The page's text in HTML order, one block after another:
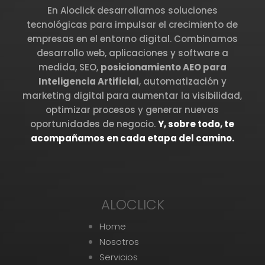
En Aloclick desarrollamos soluciones
tecnológicas para impulsar el crecimiento de
empresas en el entorno digital. Combinamos
desarrollo web, aplicaciones y software a
medida, SEO, posicionamiento AEO para
Inteligencia Artificial, automatización y
marketing digital para aumentar la visibilidad,
optimizar procesos y generar nuevas
oportunidades de negocio.Y, sobre todo, te
acompañamos en cada etapa del camino.
ALOCLICK
Home
Nosotros
Servicios